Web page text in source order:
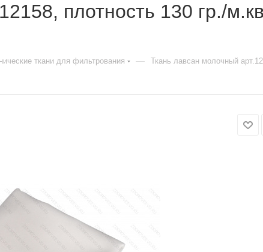
плотность 130 гр./
ткани для фильтрования — Ткань лавсан молочный